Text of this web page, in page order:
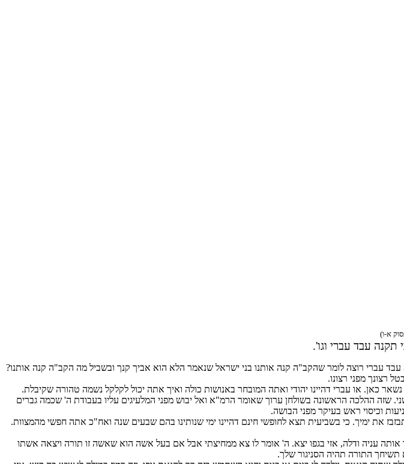
א-ו)
תקנה עבד עברי וגו'.
עבד עברי רוצה לומר שהקב"ה קנה אותנו בני ישראל שנאמר הלא הוא אביך קנך ובשביל מה הקב"ה קנה אותנו?
רצונך מפני רצונו.
כאן. או עברי דהיינו יהודי ואתה המובחר באנושות כולה ואיך אתה יכול לקלקל נשמה טהורה שקיבלת.
ההלכה הראשונה בשולחן ערוך שאומר הרמ"א ואל יבוש מפני המלעיגים עליו בעבודת ה' שכמה גברים
וכיסוי ראש בעיקר מפני הבושה.
את ימיך. כי בשביעית תצא לחופשי חינם דהיינו ימי שנותינו בהם שבעים שנה ואח"כ אתה חפשי מהמצוות.
אותה עניה ודלה, אזי בגפו יצא. ה' אומר לו צא ממחיצתי אבל אם בעל אשה הוא שאשה זו תורה ויצאה אשתו
תשיחך התורה תהיה הסניגור שלך.